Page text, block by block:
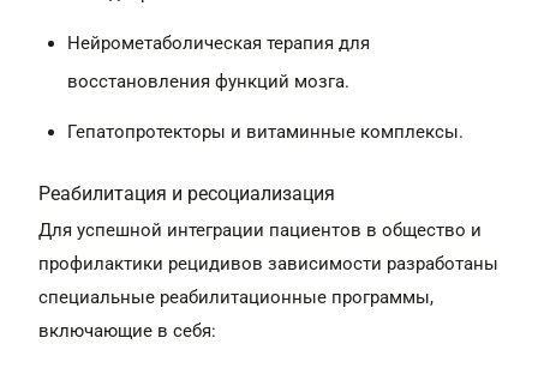
Нейрометаболическая терапия для
восстановления функций мозга.
Гепатопротекторы и витаминные комплексы.
Реабилитация и ресоциализация
Для успешной интеграции пациентов в общество и
профилактики рецидивов зависимости разработаны
специальные реабилитационные программы,
включающие в себя: